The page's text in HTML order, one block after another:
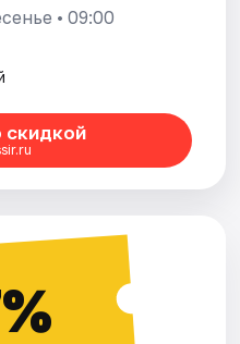
• 09:00
скидкой